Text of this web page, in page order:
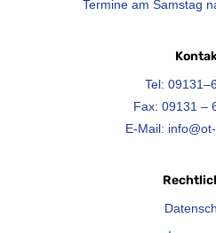
Termine am Samstag
Tel:
Fax: 09131 –
E-Mail: